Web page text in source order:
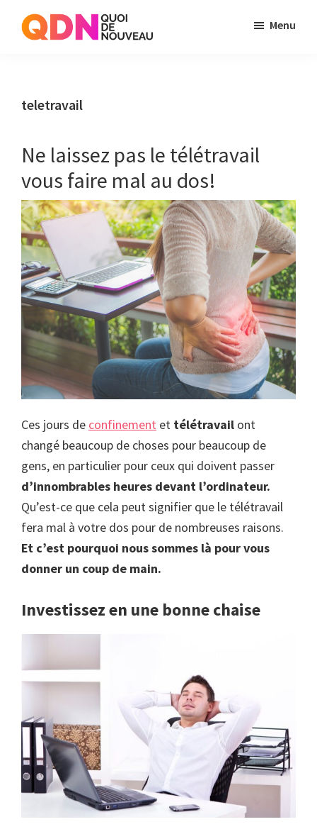
site
Menu
teletravail
Ne laissez pas le télétravail
vous faire mal au dos!
Ces jours de confinement et télétravail ont
changé beaucoup de choses pour beaucoup de
gens, en particulier pour ceux qui doivent passer
d’innombrables heures devant l’ordinateur.
Qu’est-ce que cela peut signifier que le télétravail
fera mal à votre dos pour de nombreuses raisons.
Et c’est pourquoi nous sommes là pour vous
donner un coup de main.
Investissez en une bonne chaise